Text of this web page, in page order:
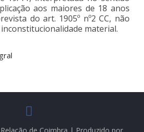
aos maiores de 18 anos
do art. 1905º nº2 CC, não
material.